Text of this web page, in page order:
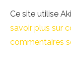
Ce site utilise
savoir plus sur
commentaires